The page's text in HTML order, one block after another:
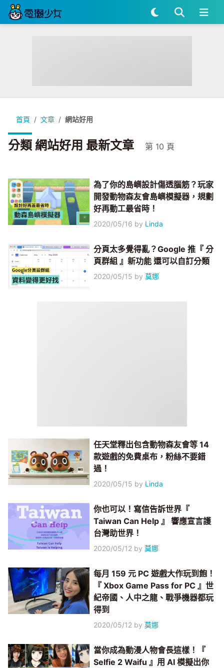
首頁 文章 網站好用
分類 網站好用 最新文章 第 10 頁
為了你的島嶼設計傷透腦筋？玩家
開發動物森友會島嶼模擬器，規劃
好再動工最省時！
2020/05/16 by Linda
分頁太多覺得亂？Google 推『 分
頁群組 』新功能 還可以自訂分類
2020/05/15 by莫娜
任天堂釋出包含動物森友會等 14
款遊戲的免費桌布，粉絲不要錯
過！
2020/05/15 by Linda
你也可以！寫信告訴世界『
Taiwan Can Help 』 響應宣言護
台灣助世界！
2020/05/12 by莫娜
每月 159 元 PC 遊戲大作玩到飽！
『 Xbox Game Pass for PC 』世
紀帝國、人中之龍、戰爭機器都玩
得到
2020/05/12 by莫娜
當你成為動漫人物會長這樣！『
Selfie 2 Waifu 』用 AI 模擬出你